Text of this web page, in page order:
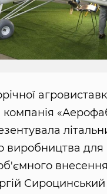
компанія
виробництва для